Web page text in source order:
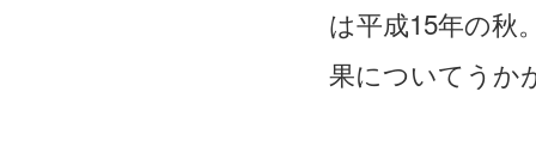
は平成15年の秋
果についてうか